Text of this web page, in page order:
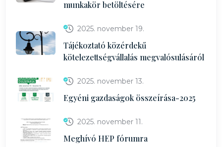
munkakör betöltésére
2025. november 19.
Tájékoztató közérdekű
kötelezettségvállalás megvalósulásáról
2025. november 13.
Egyéni gazdaságok összeírása-2025
2025. november 11.
Meghívó HEP fórumra